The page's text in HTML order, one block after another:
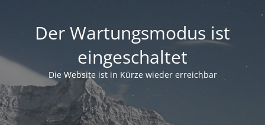
Der Wartungsmodus ist
eingeschaltet
Die Website ist in Kürze wieder erreichbar